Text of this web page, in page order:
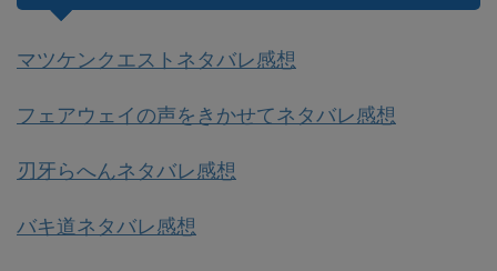
マツケンクエストネタバレ感想
フェアウェイの声をきかせてネタバレ感想
刃牙らへんネタバレ感想
バキ道ネタバレ感想